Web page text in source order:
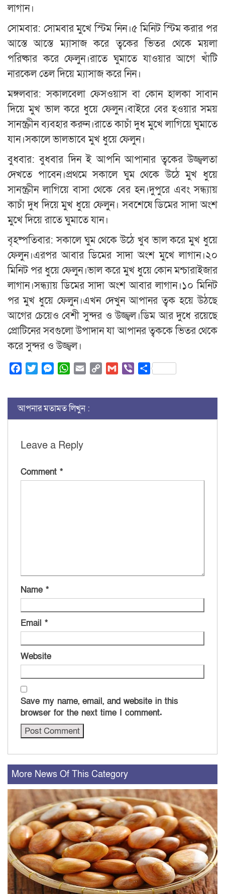
লাগান।
সোমবার: সোমবার মুখে স্টিম নিন।৫ মিনিট স্টিম করার পর
আস্তে আস্তে ম্যাসাজ করে ত্বকের ভিতর থেকে ময়লা
পরিষ্কার করে ফেলুন।রাতে ঘুমাতে যাওয়ার আগে খাঁটি
নারকেল তেল দিয়ে ম্যাসাজ করে নিন।
মঙ্গলবার: সকালবেলা ফেসওয়াস বা কোন হালকা সাবান
দিয়ে মুখ ভাল করে ধুয়ে ফেলুন।বাইরে বের হওয়ার সময়
সানস্ক্রীন ব্যবহার করুন।রাতে কাচাঁ দুধ মুখে লাগিয়ে ঘুমাতে
যান।সকালে ভালভাবে মুখ ধুয়ে ফেলুন।
বুধবার: বুধবার দিন ই আপনি আপানার ত্বকের উজ্জ্বলতা
দেখতে পাবেন।প্রথমে সকালে ঘুম থেকে উঠে মুখ ধুয়ে
সানস্ক্রীন লাগিয়ে বাসা থেকে বের হন।দুপুরে এবং সন্ধ্যায়
কাচাঁ দুধ দিয়ে মুখ ধুয়ে ফেলুন। সবশেষে ডিমের সাদা অংশ
মুখে দিয়ে রাতে ঘুমাতে যান।
বৃহষ্পতিবার: সকালে ঘুম থেকে উঠে খুব ভাল করে মুখ ধুয়ে
ফেলুন।এরপর আবার ডিমের সাদা অংশ মুখে লাগান।২০
মিনিট পর ধুয়ে ফেলুন।ভাল করে মুখ ধুয়ে কোন মশ্চারাইজার
লাগান।সন্ধ্যায় ডিমের সাদা অংশ আবার লাগান।১০ মিনিট
পর মুখ ধুয়ে ফেলুন।এখন দেখুন আপানর ত্বক হয়ে উঠছে
আগের চেয়েও বেশী সুন্দর ও উজ্জ্বল।ডিম আর দুধে রয়েছে
প্রোটিনের সবগুলো উপাদান যা আপানর ত্বককে ভিতর থেকে
করে সুন্দর ও উজ্জ্বল।
FacebookTwitterMessenger
WhatsApp
Email Copy
Gmail ViberShare
আপনার মতামত লিখুন :
Leave a Reply
Comment *
Name *
Email *
Website
Save my name, email, and website in this
browser for the next time I comment.
More News Of This Category